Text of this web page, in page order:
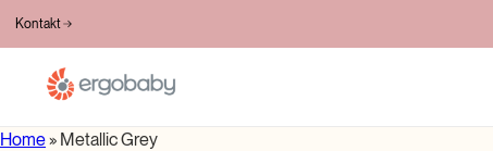
KontaktBESPLATNA DOSTAVA PREKO 100€
Home» Metallic Grey